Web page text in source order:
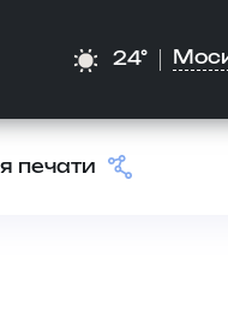
24°
печати